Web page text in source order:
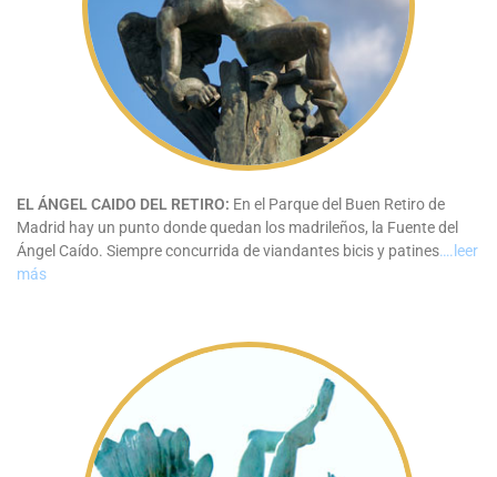
EL ÁNGEL CAIDO DEL RETIRO: En el Parque del Buen Retiro de
Madrid hay un punto donde quedan los madrileños, la Fuente del
Ángel Caído. Siempre concurrida de viandantes bicis y patines….leer
más